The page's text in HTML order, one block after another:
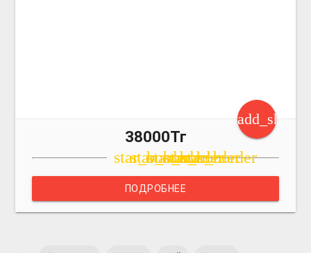
38000Тг
star_border
star_border
star_border
star_border
star_border
ПОДРОБНЕЕ